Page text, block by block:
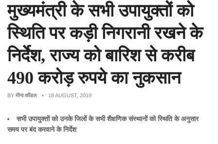
मुख्यमंत्री के सभी उपायुक्तों को
स्थिति पर कड़ी निगरानी रखने के
निर्देश, राज्य को बारिश से करीब
490 करोड़ रुपये का नुकसान
BY मीना कौंडल • 18 AUGUST, 2019
सभी उपायुक्तों को उनके जिलों के सभी शैक्षणिक संस्थानों को स्थिति के अनुसार
समय पर बंद करवाने के निर्देश